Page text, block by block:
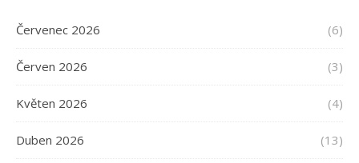
Červenec 2026 (6)
Červen 2026 (3)
Květen 2026 (4)
Duben 2026 (13)